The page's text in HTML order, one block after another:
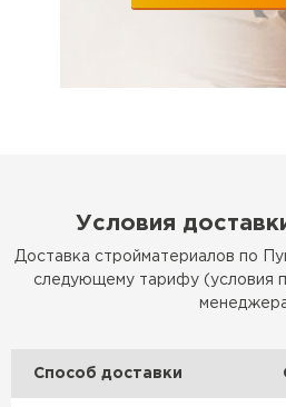
Условия
Доставка стройматериалов по
следующему тарифу (условия
Способ доставки